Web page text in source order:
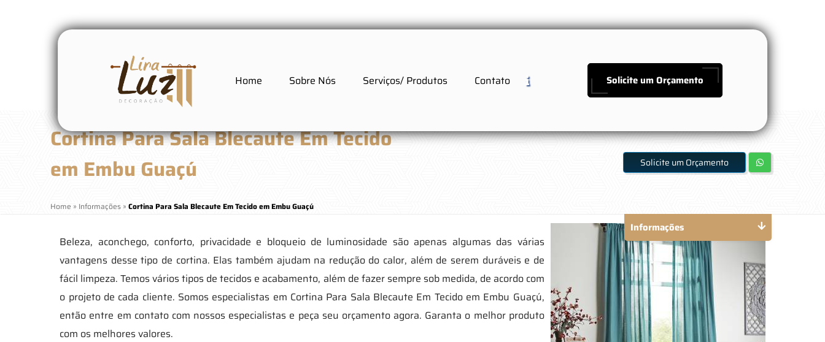
Home Sobre Nós Serviços/ Produtos Contato Solicite um Orçamento
Cortina Para Sala Blecaute Em Tecido
em Embu Guaçú
Home » Informações »Cortina Para Sala Blecaute Em Tecido em Embu Guaçú
Solicite um Orçamento
Beleza, aconchego, conforto, privacidade e bloqueio de luminosidade são apenas algumas das várias
vantagens desse tipo de cortina. Elas também ajudam na redução do calor, além de serem duráveis e de
fácil limpeza. Temos vários tipos de tecidos e acabamento, além de fazer sempre sob medida, de acordo com
o projeto de cada cliente. Somos especialistas em Cortina Para Sala Blecaute Em Tecido em Embu Guaçú,
então entre em contato com nossos especialistas e peça seu orçamento agora. Garanta o melhor produto
com os melhores valores.
Informações